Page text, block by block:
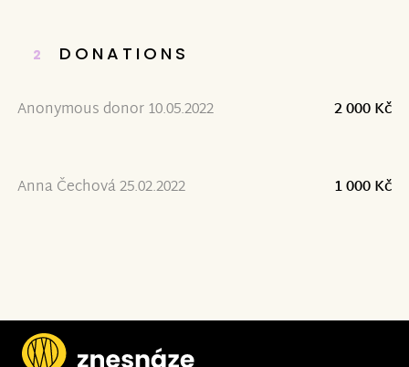
2 DONATIONS
Anonymous donor 10.05.2022 2 000 Kč
Anna Čechová 25.02.2022 1 000 Kč